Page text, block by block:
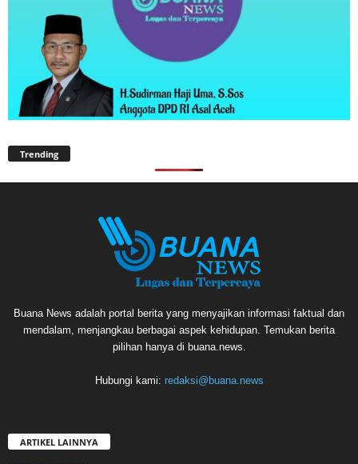
Trending
Buana News adalah portal berita yang menyajikan informasi faktual dan
mendalam, menjangkau berbagai aspek kehidupan. Temukan berita
pilihan hanya di buana.news.
Hubungi kami: redaksi@buana.news
ARTIKEL LAINNYA